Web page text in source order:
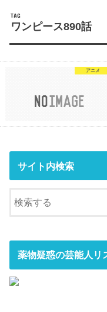
TAG
ワンピース890話
アニメ
サイト内検索
薬物疑惑の芸能人リ